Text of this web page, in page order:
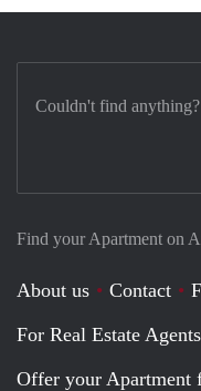
Find your Apartment on
About us Contact
For Real Estate
Offer your Apartment
Couldn't find